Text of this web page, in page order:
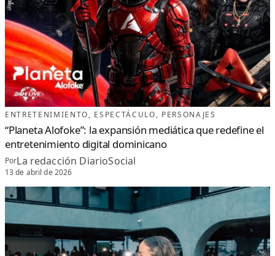
ENTRETENIMIENTO, ESPECTÁCULO, PERSONAJES
“Planeta Alofoke”: la expansión mediática que redefine el
entretenimiento digital dominicano
PorLa redacción DiarioSocial
13 de abril de 2026